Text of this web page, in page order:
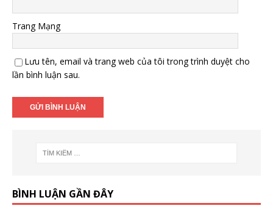
Trang Mạng
Lưu tên, email và trang web của tôi trong trình duyệt cho
lần bình luận sau.
BÌNH LUẬN GẦN ĐÂY